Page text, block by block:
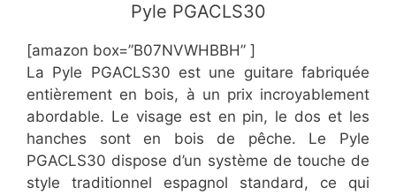
Pyle PGACLS30
[amazon box=”B07NVWHBBH” ]
La Pyle PGACLS30 est une guitare fabriquée
entièrement en bois, à un prix incroyablement
abordable. Le visage est en pin, le dos et les
hanches sont en bois de pêche. Le Pyle
PGACLS30 dispose d’un système de touche de
style traditionnel espagnol standard, ce qui